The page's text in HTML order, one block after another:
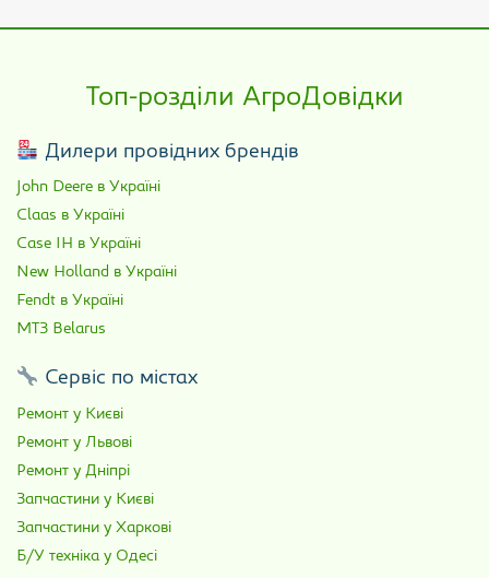
Топ-розділи АгроДовідки
Дилери провідних брендів
John Deere в Україні
Claas в Україні
Case IH в Україні
New Holland в Україні
Fendt в Україні
МТЗ Belarus
Сервіс по містах
Ремонт у Києві
Ремонт у Львові
Ремонт у Дніпрі
Запчастини у Києві
Запчастини у Харкові
Б/У техніка у Одесі